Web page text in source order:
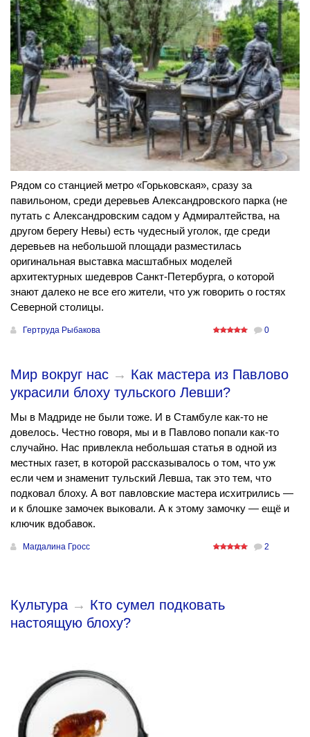
Рядом со станцией метро «Горьковская», сразу за
павильоном, среди деревьев Александровского парка (не
путать с Александровским садом у Адмиралтейства, на
другом берегу Невы) есть чудесный уголок, где среди
деревьев на небольшой площади разместилась
оригинальная выставка масштабных моделей
архитектурных шедевров Санкт-Петербурга, о которой
знают далеко не все его жители, что уж говорить о гостях
Северной столицы.
Гертруда Рыбакова 0
Мир вокруг нас → Как мастера из Павлово
украсили блоху тульского Левши?
Мы в Мадриде не были тоже. И в Стамбуле как-то не
довелось. Честно говоря, мы и в Павлово попали как-то
случайно. Нас привлекла небольшая статья в одной из
местных газет, в которой рассказывалось о том, что уж
если чем и знаменит тульский Левша, так это тем, что
подковал блоху. А вот павловские мастера исхитрились —
и к блошке замочек выковали. А к этому замочку — ещё и
ключик вдобавок.
Магдалина Гросс 2
Культура → Кто сумел подковать
настоящую блоху?